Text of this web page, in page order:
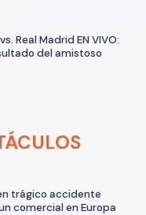
Real Madrid EN VIVO:
del amistoso
trágico accidente
comercial en Europa